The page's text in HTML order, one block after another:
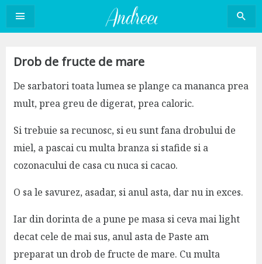
Sari
conținut
Drob de fructe de mare
De sarbatori toata lumea se plange ca mananca prea
mult, prea greu de digerat, prea caloric.
Si trebuie sa recunosc, si eu sunt fana drobului de
miel, a pascai cu multa branza si stafide si a
cozonacului de casa cu nuca si cacao.
O sa le savurez, asadar, si anul asta, dar nu in exces.
Iar din dorinta de a pune pe masa si ceva mai light
decat cele de mai sus, anul asta de Paste am
preparat un drob de fructe de mare. Cu multa